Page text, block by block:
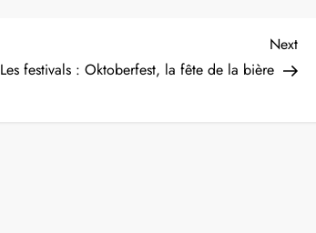
Next
Post
Next
Les festivals : Oktoberfest, la fête de la bière